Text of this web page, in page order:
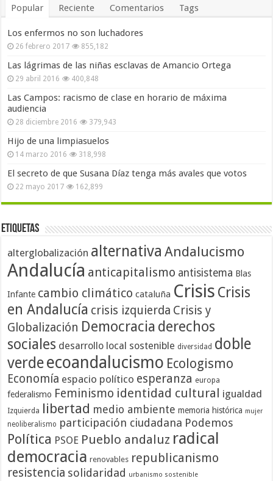
Popular Reciente Comentarios Tags
Los enfermos no son luchadores
26 febrero 2017 855,182
Las lágrimas de las niñas esclavas de Amancio Ortega
29 abril 2016 400,848
Las Campos: racismo de clase en horario de máxima
audiencia
28 diciembre 2016 379,943
Hijo de una limpiasuelos
14 marzo 2016 318,998
El secreto de que Susana Díaz tenga más avales que votos
22 mayo 2017 162,899
Etiquetas
alterglobalización alternativa Andalucismo
Andalucía anticapitalismo antisistema Blas
Infante cambio climático cataluña Crisis Crisis
en Andalucía crisis izquierda Crisis y
Globalización Democracia derechos
sociales desarrollo local sostenible diversidad doble
verdeecoandalucismo Ecologismo
Economía espacio político esperanza europa
federalismo Feminismo identidad cultural igualdad
Izquierda libertad medio ambiente memoria histórica mujer
neoliberalismo participación ciudadana Podemos
Política PSOE Pueblo andaluz radical
democracia renovables republicanismo
resistencia solidaridad urbanismo sostenible